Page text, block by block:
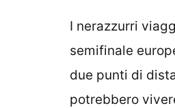
I nerazzurri
semifinale
due punti di
potrebbero